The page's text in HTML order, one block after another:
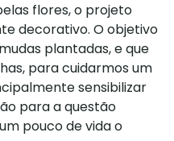
flores, o projeto
decorativo. O objetivo
plantadas, e que
para cuidarmos um
sensibilizar
para a questão
pouco de vida o